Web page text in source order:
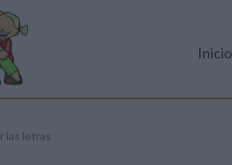
Inicio
las letras